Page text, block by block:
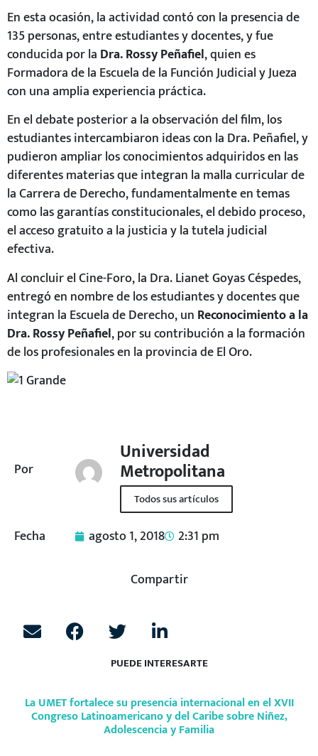
Por
Universidad
Metropolitana
Todos sus artículos
Fecha agosto 1, 2018 2:31 pm
Compartir
PUEDE INTERESARTE
La UMET fortalece su presencia internacional en el XVII
Congreso Latinoamericano y del Caribe sobre Niñez,
Adolescencia y Familia
En esta ocasión, la actividad contó con la presencia de
135 personas, entre estudiantes y docentes, y fue
conducida por la Dra. Rossy Peñafiel, quien es
Formadora de la Escuela de la Función Judicial y Jueza
con una amplia experiencia práctica.
En el debate posterior a la observación del film, los
estudiantes intercambiaron ideas con la Dra. Peñafiel, y
pudieron ampliar los conocimientos adquiridos en las
diferentes materias que integran la malla curricular de
la Carrera de Derecho, fundamentalmente en temas
como las garantías constitucionales, el debido proceso,
el acceso gratuito a la justicia y la tutela judicial
efectiva.
Al concluir el Cine-Foro, la Dra. Lianet Goyas Céspedes,
entregó en nombre de los estudiantes y docentes que
integran la Escuela de Derecho, un Reconocimiento a la
Dra. Rossy Peñafiel, por su contribución a la formación
de los profesionales en la provincia de El Oro.